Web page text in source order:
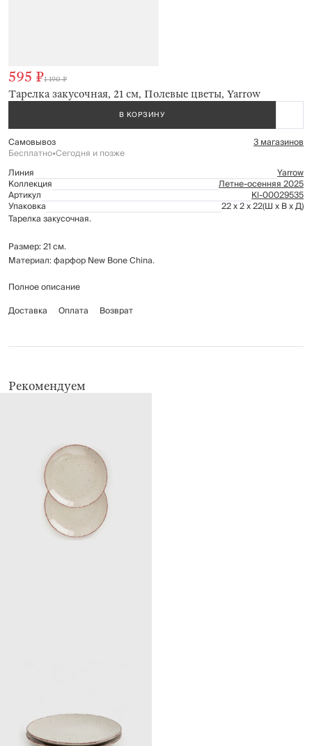
Тарелка закусочная, 21 см, Полевые цветы, Yarrow
595 ₽1 190 ₽
В КОРЗИНУ
Самовывоз 3 магазинов
Бесплатно•Сегодня и позже
Линия
Yarrow
Коллекция Летне-осенняя 2025
Артикул Kl-00029535
Упаковка 22 x 2 x 22(Ш x В x Д)
Тарелка закусочная.
Размер: 21 см.
Материал: фарфор New Bone China.
Не подходит для использования в микроволновой печи.
Не использовать для ухода абразивные чистящие средства и жесткие
Полное описание
Доставка
Оплата Возврат
Рекомендуем